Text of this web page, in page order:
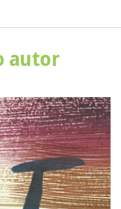
autor